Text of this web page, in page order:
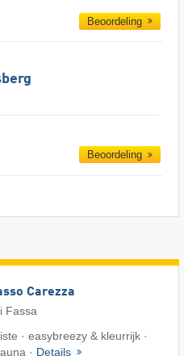
Beoordeling
Beoordeling
Carezza
Fassa
· easybreezy & kleurrijk ·
· Details